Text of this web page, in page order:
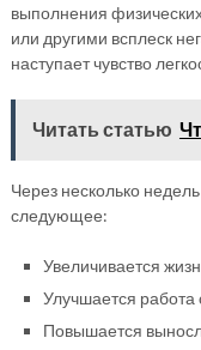
выполнения
или другими всплеск
наступает чувство
Читать статью
Через несколько
следующее:
Увеличивается
Улучшается работа
Повышается